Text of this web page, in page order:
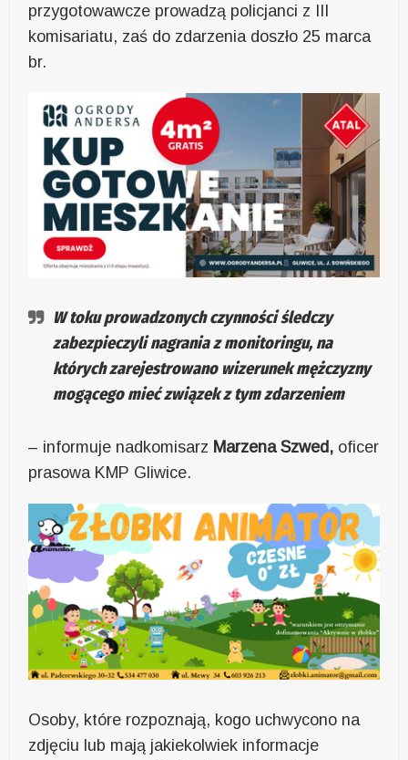
przygotowawcze prowadzą policjanci z III
komisariatu, zaś do zdarzenia doszło 25 marca
br.
W toku prowadzonych czynności śledczy
zabezpieczyli nagrania z monitoringu, na
których zarejestrowano wizerunek mężczyzny
mogącego mieć związek z tym zdarzeniem
– informuje nadkomisarz Marzena Szwed, oficer
prasowa KMP Gliwice.
Osoby, które rozpoznają, kogo uchwycono na
zdjęciu lub mają jakiekolwiek informacje